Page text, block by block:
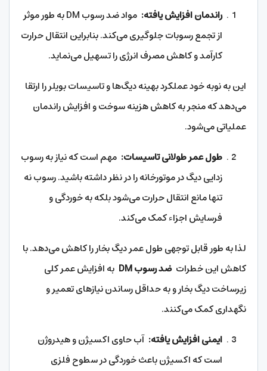
راندمان افزایش یافته:
مواد ضد رسوب DM به طور موثر
از تجمع رسوبات جلوگیری می‌کند. بنابراین انتقال حرارت
کارآمد و کاهش مصرف انرژی را تسهیل می‌نماید.
این به نوبه خود عملکرد بهینه دیگ‌ها و تاسیسات بویلر را ارتقا
می‌دهد که منجر به کاهش هزینه سوخت و افزایش راندمان
عملیاتی می‌شود.
طول عمر طولانی تاسیسات: مهم است که نیاز به رسوب
زدایی دیگ در موتورخانه را در نظر داشته باشید. رسوب نه
تنها مانع انتقال حرارت می‌شود بلکه به خوردگی و
فرسایش اجزاء کمک می‌کند.
لذا به طور قابل توجهی طول عمر دیگ بخار را کاهش می‌دهد. با
کاهش این خطراتضد رسوب DM
به افزایش عمر کلی
زیرساخت دیگ بخار و به حداقل رساندن نیازهای تعمیر و
نگهداری کمک می‌کنند.
ایمنی افزایش یافته: آب حاوی اکسیژن و هیدروژن
است که اکسیژن باعث خوردگی در سطوح فلزی